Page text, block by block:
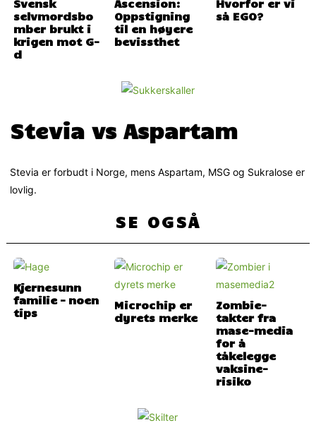
Svensk
selvmordsbo
mber brukt i
krigen mot G-
d
Ascension:
Oppstigning
til en høyere
bevissthet
Hvorfor er vi
så EGO?
Stevia vs Aspartam
Stevia er forbudt i Norge, mens Aspartam, MSG og Sukralose er
lovlig.
SE OGSÅ
Kjernesunn
familie – noen
tips
Microchip er
dyrets merke
Zombie-
takter fra
mase-media
for å
tåkelegge
vaksine-
risiko